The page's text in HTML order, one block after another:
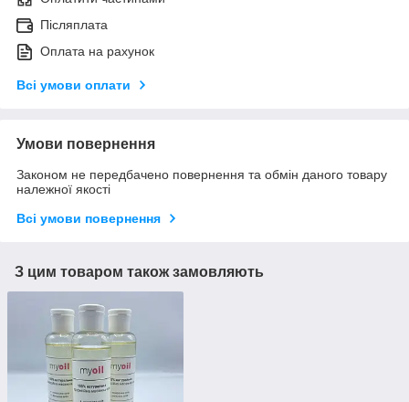
Післяплата
Оплата на рахунок
Всі умови оплати
Умови повернення
Законом не передбачено повернення та обмін даного товару
належної якості
Всі умови повернення
З цим товаром також замовляють